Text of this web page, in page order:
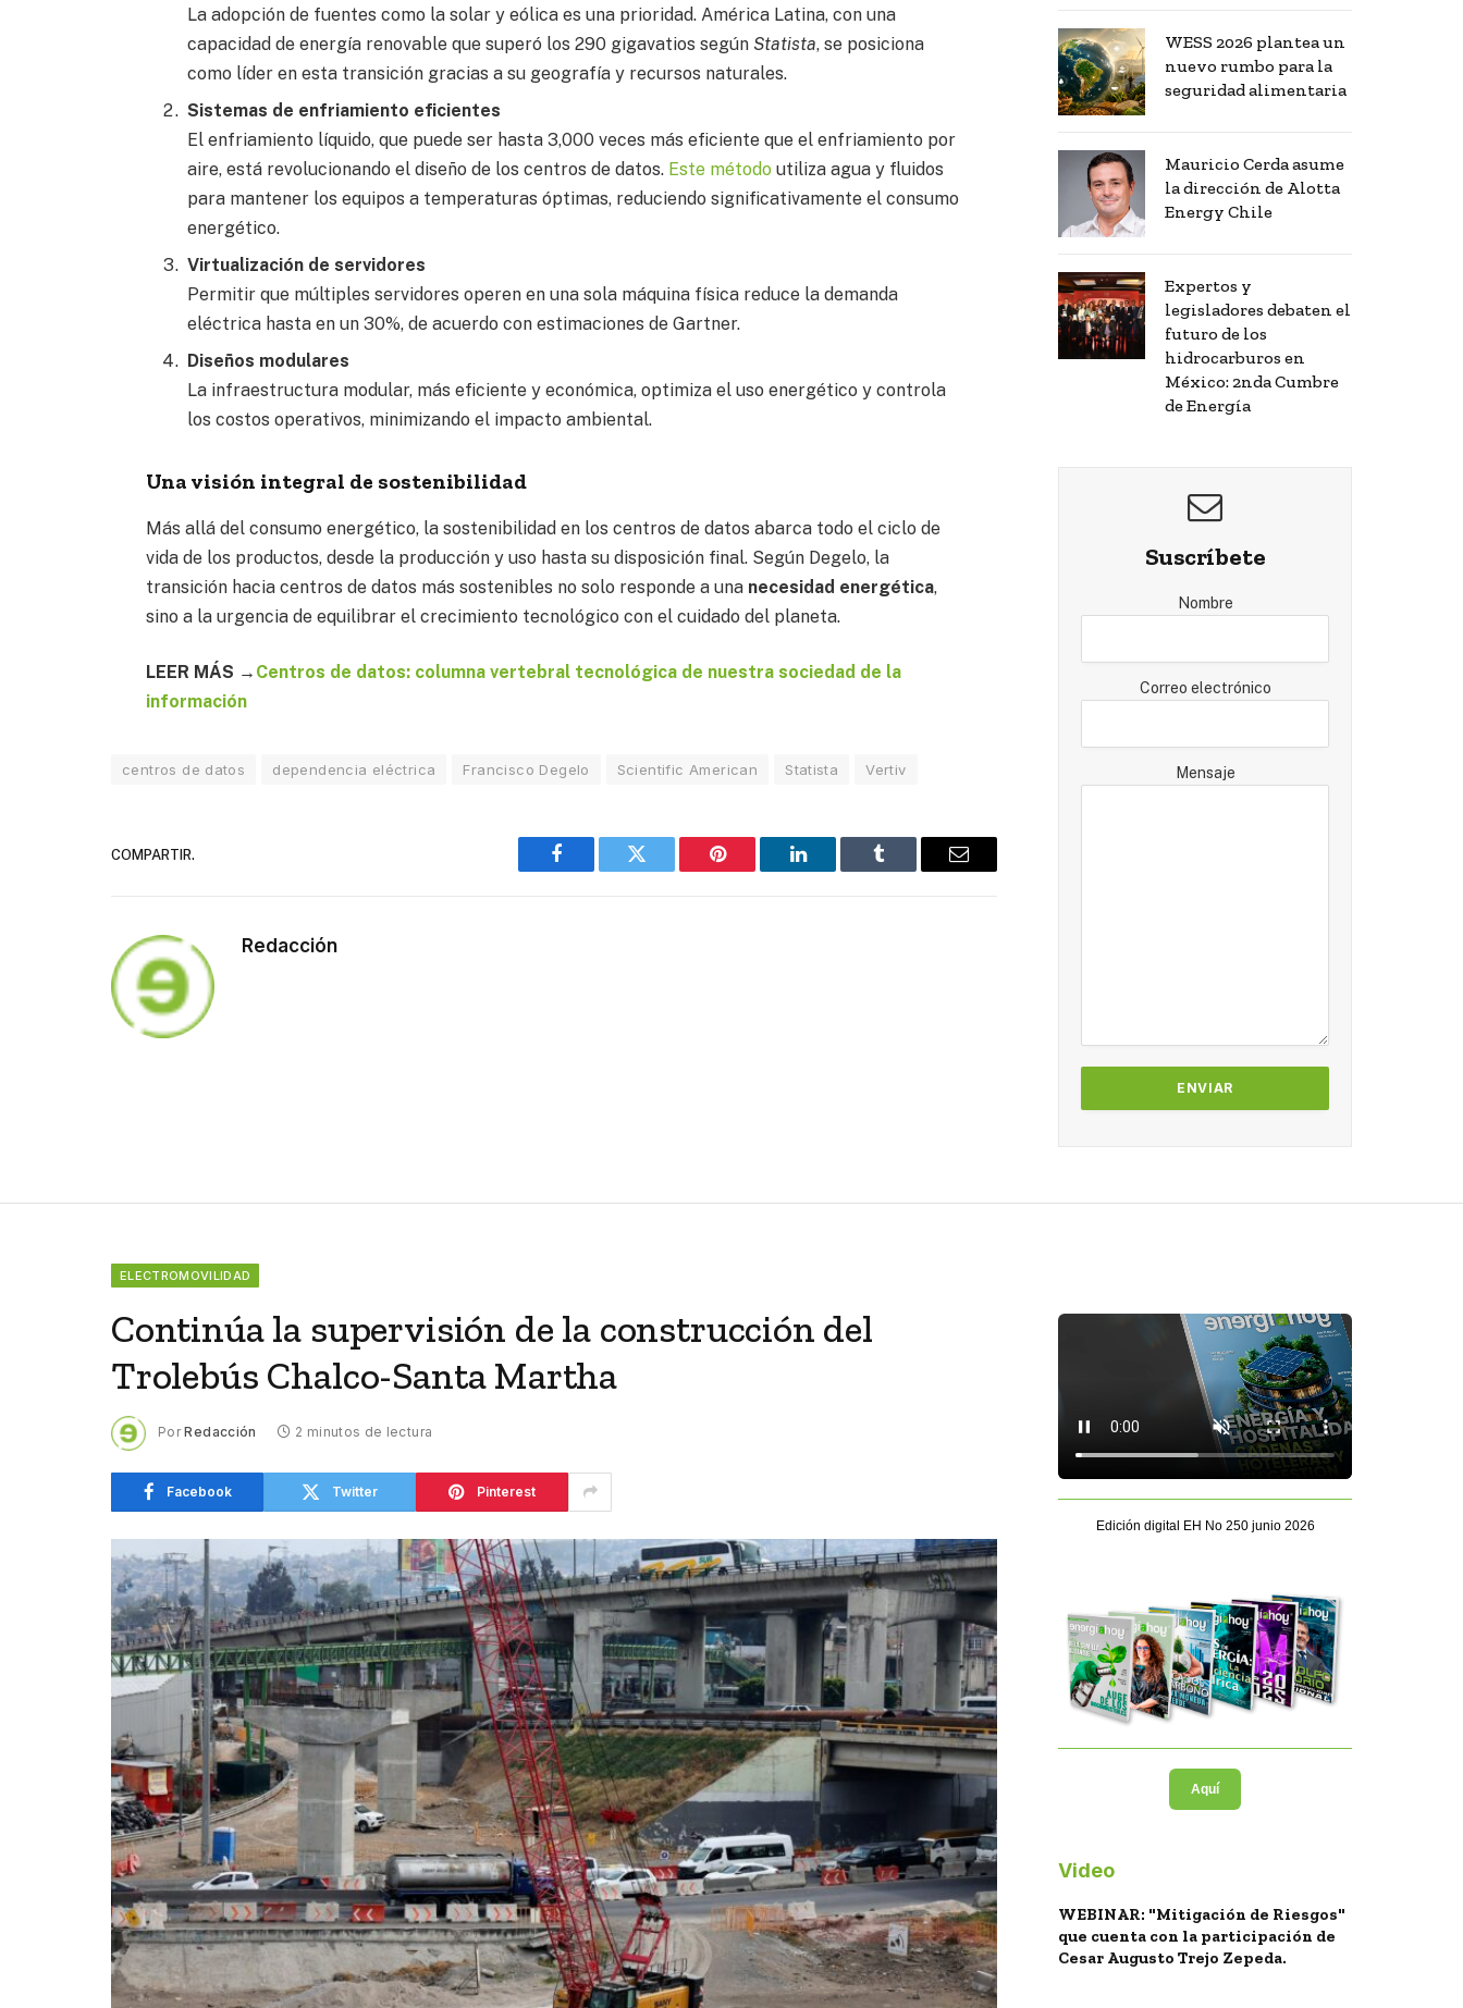
La adopción de fuentes como la solar y eólica es una prioridad. América Latina, con una
capacidad de energía renovable que superó los 290 gigavatios según Statista, se posiciona
como líder en esta transición gracias a su geografía y recursos naturales.
Sistemas de enfriamiento eficientes
El enfriamiento líquido, que puede ser hasta 3,000 veces más eficiente que el enfriamiento por
aire, está revolucionando el diseño de los centros de datos. Este método utiliza agua y fluidos
para mantener los equipos a temperaturas óptimas, reduciendo significativamente el consumo
energético.
Virtualización de servidores
Permitir que múltiples servidores operen en una sola máquina física reduce la demanda
eléctrica hasta en un 30%, de acuerdo con estimaciones de Gartner.
Diseños modulares
La infraestructura modular, más eficiente y económica, optimiza el uso energético y controla
los costos operativos, minimizando el impacto ambiental.
Una visión integral de sostenibilidad
Más allá del consumo energético, la sostenibilidad en los centros de datos abarca todo el ciclo de
vida de los productos, desde la producción y uso hasta su disposición final. Según Degelo, la
transición hacia centros de datos más sostenibles no solo responde a una necesidad energética,
sino a la urgencia de equilibrar el crecimiento tecnológico con el cuidado del planeta.
LEER MÁS → Centros de datos: columna vertebral tecnológica de nuestra sociedad de la
información
centros de datos dependencia eléctrica Francisco Degelo Scientific American Statista Vertiv
COMPARTIR.
Facebook Twitter Pinterest LinkedIn Tumblr Email
Redacción
WESS 2026 plantea un
nuevo rumbo para la
seguridad alimentaria
Mauricio Cerda asume
la dirección de Alotta
Energy Chile
Expertos y
legisladores debaten el
futuro de los
hidrocarburos en
México: 2nda Cumbre
de Energía
Suscríbete
Nombre
Correo electrónico
Mensaje
ELECTROMOVILIDAD
Continúa la supervisión de la construcción del
Trolebús Chalco-Santa Martha
Por Redacción 2 minutos de lectura
Facebook Twitter Pinterest
Edición digital EH No 250 junio 2026
Aquí
Video
WEBINAR: "Mitigación de Riesgos"
que cuenta con la participación de
Cesar Augusto Trejo Zepeda.